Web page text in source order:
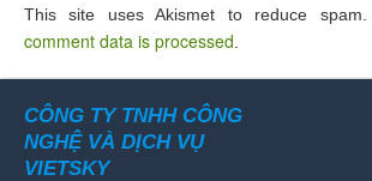
This site uses Akismet to reduce spam.
comment data is processed
CÔNG TY TNHH CÔNG
NGHỆ VÀ DỊCH VỤ
VIETSKY